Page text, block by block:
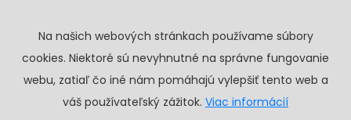
+421 905 117 923
info@profy.sk
Na našich webových stránkach používame súbory
cookies. Niektoré sú nevyhnutné na správne fungovanie
webu, zatiaľ čo iné nám pomáhajú vylepšiť tento web a
váš používateľský zážitok. Viac informácií